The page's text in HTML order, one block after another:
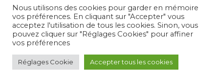
Plan du site
Kroox | Marketing, Creative & Digital
Nous utilisons des cookies pour garder en mémoire
vos préférences. En cliquant sur "Accepter" vous
acceptez l'utilisation de tous les cookies. Sinon, vous
pouvez cliquer sur "Réglages Cookies" pour affiner
vos préférences
Réglages Cookie Accepter tous les cookies